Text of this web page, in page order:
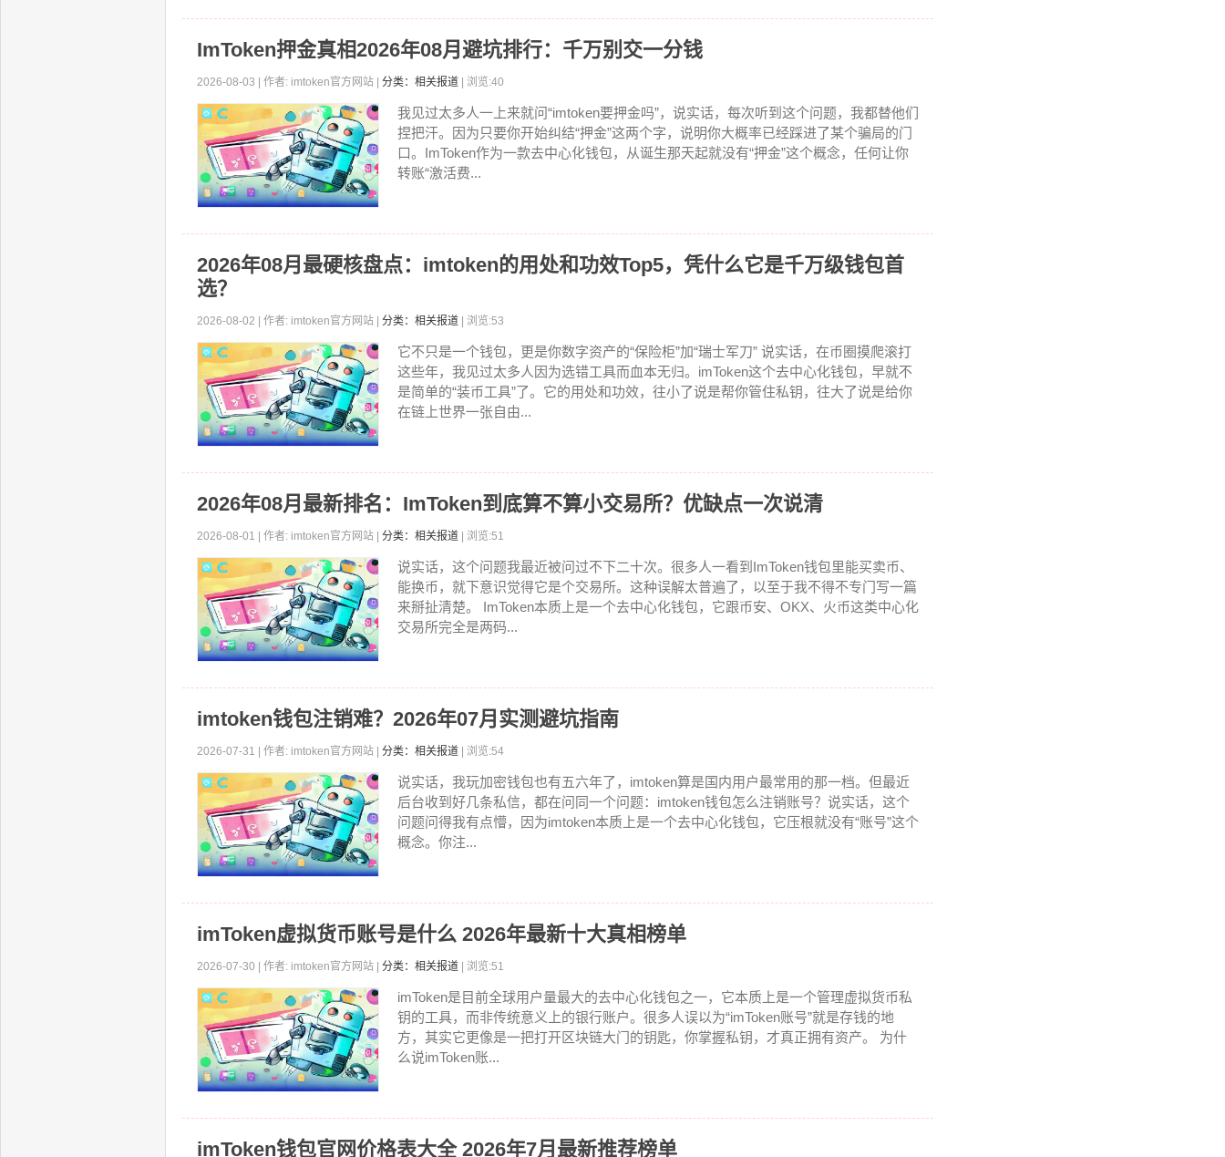
ImToken押金真相2026年08月避坑排行：千万别交一分钱
2026-08-03 | 作者: imtoken官方网站 | 分类：相关报道 | 浏览:40
我见过太多人一上来就问“imtoken要押金吗”，说实话，每次听到这个问题，我都替他们
捏把汗。因为只要你开始纠结“押金”这两个字，说明你大概率已经踩进了某个骗局的门
口。ImToken作为一款去中心化钱包，从诞生那天起就没有“押金”这个概念，任何让你
转账“激活费...
2026年08月最硬核盘点：imtoken的用处和功效Top5，凭什么它是千万级钱包首
选？
2026-08-02 | 作者: imtoken官方网站 | 分类：相关报道 | 浏览:53
它不只是一个钱包，更是你数字资产的“保险柜”加“瑞士军刀” 说实话，在币圈摸爬滚打
这些年，我见过太多人因为选错工具而血本无归。imToken这个去中心化钱包，早就不
是简单的“装币工具”了。它的用处和功效，往小了说是帮你管住私钥，往大了说是给你
在链上世界一张自由...
2026年08月最新排名：ImToken到底算不算小交易所？优缺点一次说清
2026-08-01 | 作者: imtoken官方网站 | 分类：相关报道 | 浏览:51
说实话，这个问题我最近被问过不下二十次。很多人一看到ImToken钱包里能买卖币、
能换币，就下意识觉得它是个交易所。这种误解太普遍了，以至于我不得不专门写一篇
来掰扯清楚。 ImToken本质上是一个去中心化钱包，它跟币安、OKX、火币这类中心化
交易所完全是两码...
imtoken钱包注销难？2026年07月实测避坑指南
2026-07-31 | 作者: imtoken官方网站 | 分类：相关报道 | 浏览:54
说实话，我玩加密钱包也有五六年了，imtoken算是国内用户最常用的那一档。但最近
后台收到好几条私信，都在问同一个问题：imtoken钱包怎么注销账号？说实话，这个
问题问得我有点懵，因为imtoken本质上是一个去中心化钱包，它压根就没有“账号”这个
概念。你注...
imToken虚拟货币账号是什么 2026年最新十大真相榜单
2026-07-30 | 作者: imtoken官方网站 | 分类：相关报道 | 浏览:51
imToken是目前全球用户量最大的去中心化钱包之一，它本质上是一个管理虚拟货币私
钥的工具，而非传统意义上的银行账户。很多人误以为“imToken账号”就是存钱的地
方，其实它更像是一把打开区块链大门的钥匙，你掌握私钥，才真正拥有资产。 为什
么说imToken账...
imToken钱包官网价格表大全 2026年7月最新推荐榜单